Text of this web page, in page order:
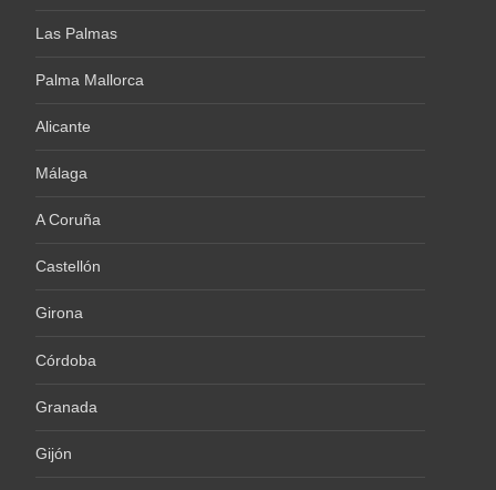
Las Palmas
Palma Mallorca
Alicante
Málaga
A Coruña
Castellón
Girona
Córdoba
Granada
Gijón